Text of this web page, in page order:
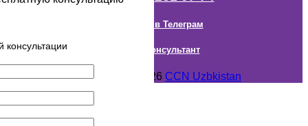
Наш канал в Телеграм
Онлайн Консультант
Авторское право © 2018- 2026 CCN Uzbkistan
консультации